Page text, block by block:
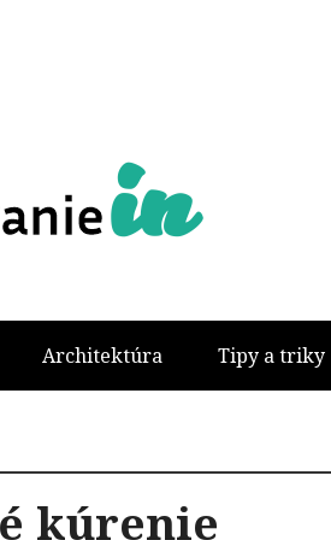
Architektúra Tipy a triky
kúrenie